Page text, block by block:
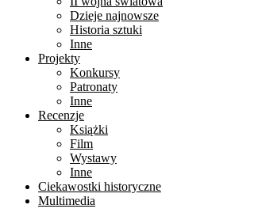
Dzieje najnowsze
Historia sztuki
Inne
Projekty
Konkursy
Patronaty
Inne
Recenzje
Książki
Film
Wystawy
Inne
Ciekawostki historyczne
Multimedia